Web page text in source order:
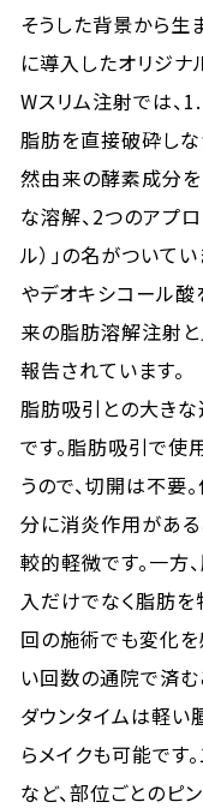
そうした背景から
に導入したオリジナ
Wスリム注射では、
脂肪を直接破砕し
然由来の酵素成分
な溶解、2つのアプ
ル）」の名がついて
やデオキシコール酸
来の脂肪溶解注射
報告されています。
脂肪吸引との大き
です。脂肪吸引で使
うので、切開は不要
分に消炎作用がある
較的軽微です。一方
入だけでなく脂肪
回の施術でも変化を
い回数の通院で済む
ダウンタイムは軽
らメイクも可能です
など、部位ごとのピ